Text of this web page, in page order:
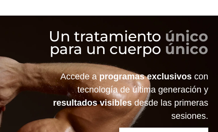
Un tratamiento único
para un cuerpo único
Accede aprogramas exclusivos con
tecnología de última generación y
resultados visiblesdesde las primeras
sesiones.